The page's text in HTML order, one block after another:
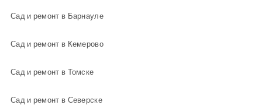
Сад и ремонт в Барнауле
Сад и ремонт в Кемерово
Сад и ремонт в Томске
Сад и ремонт в Северске